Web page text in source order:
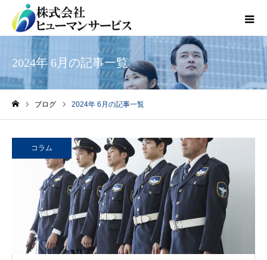
2024年 6月の記事一覧
ブログ 2024年 6月の記事一覧
コラム